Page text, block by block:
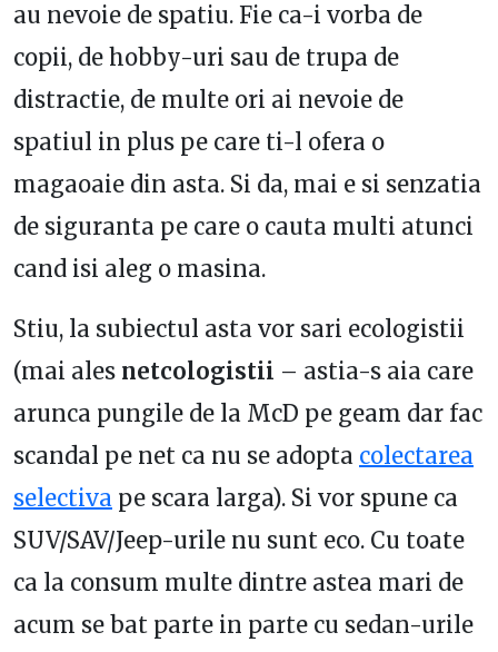
au nevoie de spatiu. Fie ca-i vorba de
copii, de hobby-uri sau de trupa de
distractie, de multe ori ai nevoie de
spatiul in plus pe care ti-l ofera o
magaoaie din asta. Si da, mai e si senzatia
de siguranta pe care o cauta multi atunci
cand isi aleg o masina.
Stiu, la subiectul asta vor sari ecologistii
(mai ales netcologistii – astia-s aia care
arunca pungile de la McD pe geam dar fac
scandal pe net ca nu se adopta colectarea
selectiva pe scara larga). Si vor spune ca
SUV/SAV/Jeep-urile nu sunt eco. Cu toate
ca la consum multe dintre astea mari de
acum se bat parte in parte cu sedan-urile